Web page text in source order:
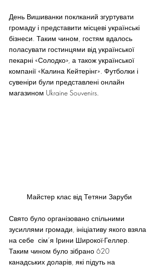
День Вишиванки поклканий згуртувати
громаду і представити місцеві українські
бізнеси. Таким чином, гостям вдалось
поласувати гостинцями від української
пекарні «Солодко», а також української
компанії «Калина Кейтерінг». Футболки і
сувеніри були представлені онлайн
магазином Ukraine Souvenirs.
Майстер клас від Тетяни Заруби
Свято було організовано спільними
зусиллями громади, ініціативу якого взяла
на себе  сім’я Ірини Широкої-Геллер.
Таким чином було зібрано 620
канадських доларів, які підуть на